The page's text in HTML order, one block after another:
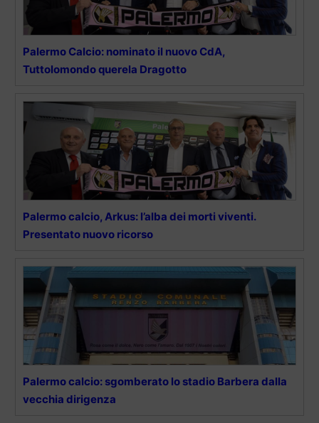
Palermo Calcio: nominato il nuovo CdA,
Tuttolomondo querela Dragotto
Palermo calcio, Arkus: l’alba dei morti viventi.
Presentato nuovo ricorso
Palermo calcio: sgomberato lo stadio Barbera dalla
vecchia dirigenza